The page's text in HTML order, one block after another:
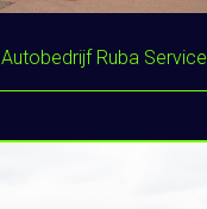
Autobedrijf Ruba Service